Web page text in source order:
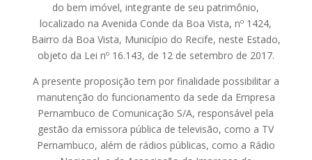
do bem imóvel, integrante de seu patrimônio,
localizado na Avenida Conde da Boa Vista, nº 1424,
Bairro da Boa Vista, Município do Recife, neste Estado,
objeto da Lei nº 16.143, de 12 de setembro de 2017.
A presente proposição tem por finalidade possibilitar a
manutenção do funcionamento da sede da Empresa
Pernambuco de Comunicação S/A, responsável pela
gestão da emissora pública de televisão, como a TV
Pernambuco, além de rádios públicas, como a Rádio